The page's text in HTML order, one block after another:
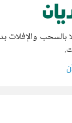
والإفلات